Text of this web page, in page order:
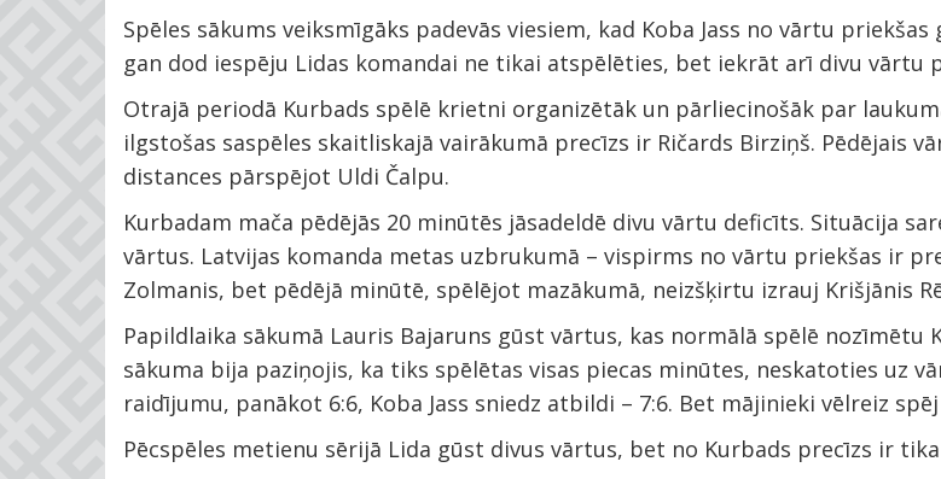
Spēles sākums veiksmīgāks padevās viesiem, kad Koba Jass no vārtu
gan dod iespēju Lidas komandai ne tikai atspēlēties, bet iekrāt arī divu vārtu
Otrajā periodā Kurbads spēlē krietni organizētāk un pārliecinošāk par
ilgstošas saspēles skaitliskajā vairākumā precīzs ir Ričards Birziņš. Pēdējais
distances pārspējot Uldi Čalpu.
Kurbadam mača pēdējās 20 minūtēs jāsadeldē divu vārtu deficīts. Situācija
vārtus. Latvijas komanda metas uzbrukumā – vispirms no vārtu priekšas ir
Zolmanis, bet pēdējā minūtē, spēlējot mazākumā, neizšķirtu izrauj Krišjānis
Papildlaika sākumā Lauris Bajaruns gūst vārtus, kas normālā spēlē
sākuma bija paziņojis, ka tiks spēlētas visas piecas minūtes, neskatoties uz
raidījumu, panākot 6:6, Koba Jass sniedz atbildi – 7:6. Bet mājinieki vēlreiz
Pēcspēles metienu sērijā Lida gūst divus vārtus, bet no Kurbads precīzs ir tikai